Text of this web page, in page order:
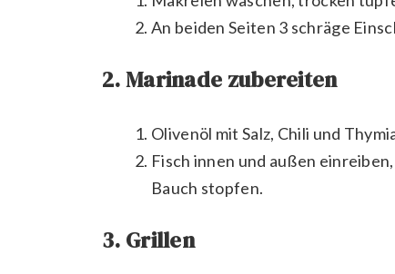
An beiden Seiten 3 schräge
2. Marinade zubereiten
Olivenöl mit Salz, Chili und
Fisch innen und außen
Bauch stopfen.
3. Grillen